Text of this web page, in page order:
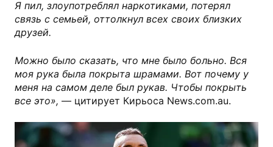
Я пил, злоупотреблял наркотиками, потерял
связь с семьей, оттолкнул всех своих близких
друзей.
Можно было сказать, что мне было больно. Вся
моя рука была покрыта шрамами. Вот почему у
меня на самом деле был рукав. Чтобы покрыть
все это», — цитирует Кирьоса News.com.au.